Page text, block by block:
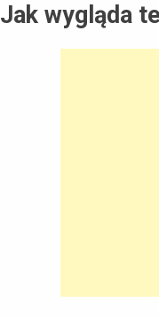
Jak wygląda